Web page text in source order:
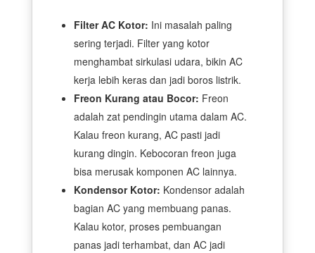
Filter AC Kotor: Ini masalah paling
sering terjadi. Filter yang kotor
menghambat sirkulasi udara, bikin AC
kerja lebih keras dan jadi boros listrik.
Freon Kurang atau Bocor: Freon
adalah zat pendingin utama dalam AC.
Kalau freon kurang, AC pasti jadi
kurang dingin. Kebocoran freon juga
bisa merusak komponen AC lainnya.
Kondensor Kotor: Kondensor adalah
bagian AC yang membuang panas.
Kalau kotor, proses pembuangan
panas jadi terhambat, dan AC jadi